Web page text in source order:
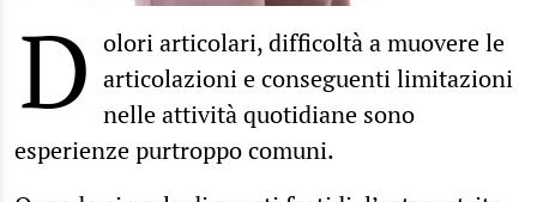
D olori articolari, difficoltà a muovere le
articolazioni e conseguenti limitazioni
nelle attività quotidiane sono
esperienze purtroppo comuni.